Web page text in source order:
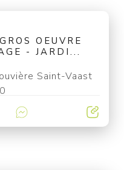
OEUVRE
- JARDI...
Saint-Vaast